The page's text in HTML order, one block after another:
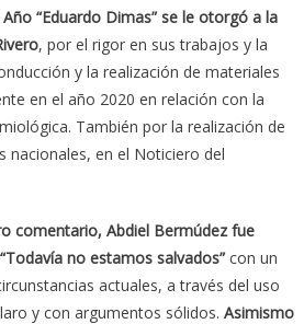
“Eduardo Dimas” se le otorgó a la
, por el rigor en sus trabajos y la
y la realización de materiales
en el año 2020 en relación con la
También por la realización de
nacionales, en el Noticiero del
comentario, Abdiel Bermúdez fue
no estamos salvados”con un
actuales, a través del uso
y con argumentos sólidos. Asimismo